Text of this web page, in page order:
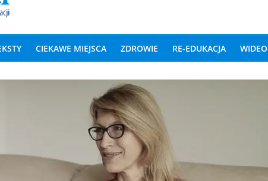
CIEKAWE MIEJSCA ZDROWIE RE-EDUKACJA WIDEO